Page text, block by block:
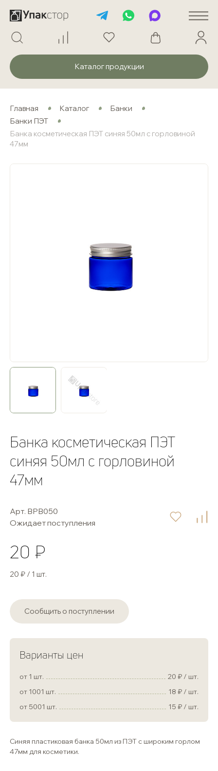
Каталог продукции
Главная Каталог
Банки
Банки ПЭТ
Банка косметическая ПЭТ синяя 50мл с горловиной
47мм
Банка косметическая ПЭТ
синяя 50мл с горловиной
47мм
Арт. BPB050
Ожидает поступления
20 ₽
20 ₽ / 1 шт.
Сообщить о поступлении
Варианты цен
от 1 шт. 20
/ шт.
от 1001 шт.
18
/ шт.
от 5001 шт.
15 / шт.
Синяя пластиковая банка 50мл из ПЭТ с широким горлом
47мм для косметики.